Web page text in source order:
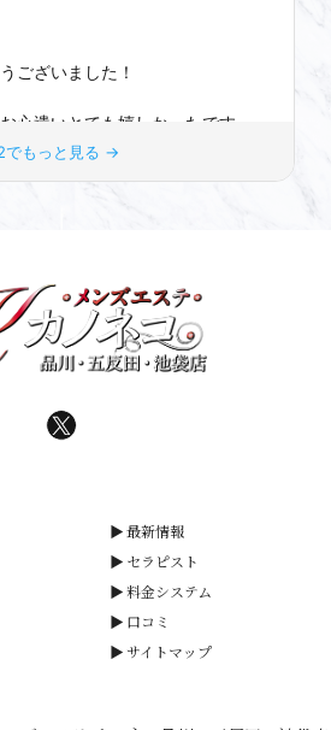
最新情報
セラピスト
料金システム
口コミ
サイトマップ